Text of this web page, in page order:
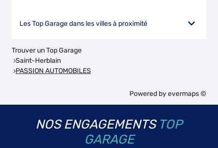
Les Top Garage dans les villes à proximité
Trouver un Top Garage
Saint-Herblain
PASSION AUTOMOBILES
Powered byevermaps ©
NOS ENGAGEMENTS TOP
GARAGE